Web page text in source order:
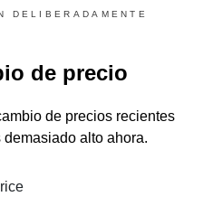
DELIBERADAMENTE
de precio
de precios recientes
alto ahora.